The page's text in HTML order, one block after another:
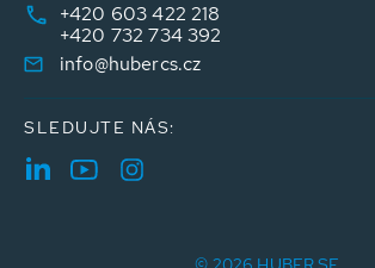
+420 603 422 218
+420 732 734 392
info@hubercs.cz
SLEDUJTE NÁS: